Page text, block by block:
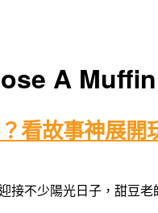
A Muffin
看故事神展開
接不少陽光日子，甜豆